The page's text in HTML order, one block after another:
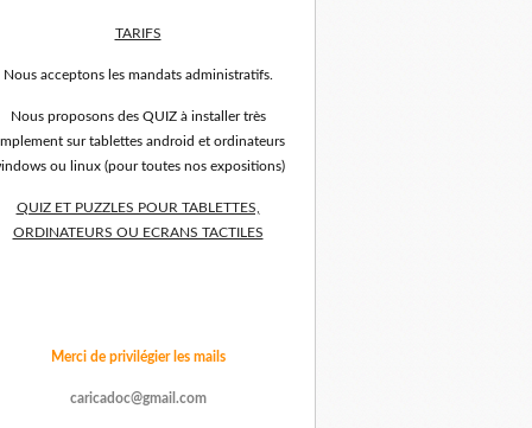
TARIFS
Nous acceptons les mandats administratifs.
Nous proposons des QUIZ à installer très
sur tablettes android et ordinateurs
ou linux (pour toutes nos expositions)
QUIZ ET PUZZLES POUR TABLETTES,
ORDINATEURS OU ECRANS TACTILES
Merci de privilégier les mails
caricadoc@gmail.com